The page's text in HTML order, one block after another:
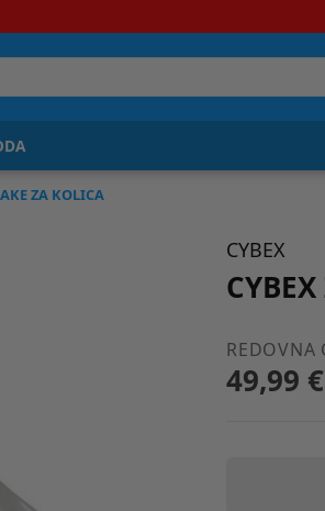
ZA KOLICA
CYBEX
REDOVNA
49,99 €